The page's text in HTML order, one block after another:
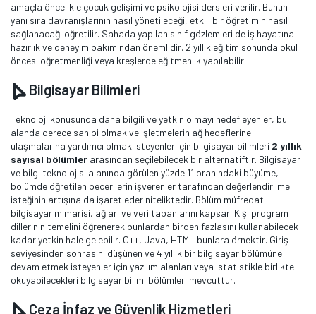
amaçla öncelikle çocuk gelişimi ve psikolojisi dersleri verilir. Bunun
yanı sıra davranışlarının nasıl yönetileceği, etkili bir öğretimin nasıl
sağlanacağı öğretilir. Sahada yapılan sınıf gözlemleri de iş hayatına
hazırlık ve deneyim bakımından önemlidir. 2 yıllık eğitim sonunda okul
öncesi öğretmenliği veya kreşlerde eğitmenlik yapılabilir.
Bilgisayar Bilimleri
Teknoloji konusunda daha bilgili ve yetkin olmayı hedefleyenler, bu
alanda derece sahibi olmak ve işletmelerin ağ hedeflerine
ulaşmalarına yardımcı olmak isteyenler için bilgisayar bilimleri 2 yıllık
sayısal bölümler arasından seçilebilecek bir alternatiftir. Bilgisayar
ve bilgi teknolojisi alanında görülen yüzde 11 oranındaki büyüme,
bölümde öğretilen becerilerin işverenler tarafından değerlendirilme
isteğinin artışına da işaret eder niteliktedir. Bölüm müfredatı
bilgisayar mimarisi, ağları ve veri tabanlarını kapsar. Kişi program
dillerinin temelini öğrenerek bunlardan birden fazlasını kullanabilecek
kadar yetkin hale gelebilir. C++, Java, HTML bunlara örnektir. Giriş
seviyesinden sonrasını düşünen ve 4 yıllık bir bilgisayar bölümüne
devam etmek isteyenler için yazılım alanları veya istatistikle birlikte
okuyabilecekleri bilgisayar bilimi bölümleri mevcuttur.
Ceza İnfaz ve Güvenlik Hizmetleri